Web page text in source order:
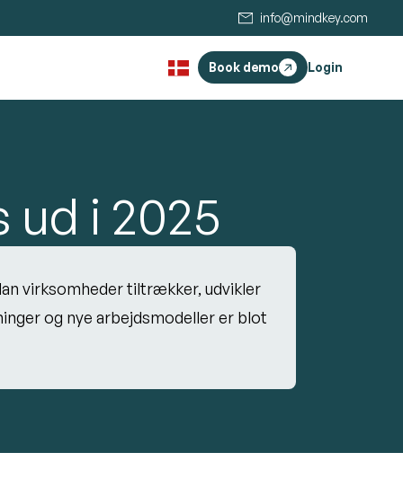
info@mindkey.com
Book demo Login
ud i 2025
virksomheder tiltrækker, udvikler
og nye arbejdsmodeller er blot